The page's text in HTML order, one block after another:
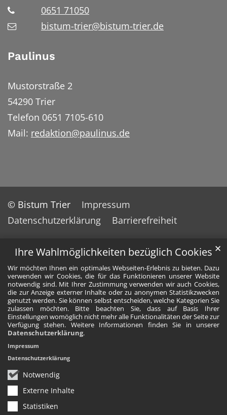
Ihre Wahlmöglichkeiten bezüglich Cookies
Wir möchten Ihnen ein optimales Webseiten-Erlebnis zu bieten. Dazu
verwenden wir Cookies, die für das Funktionieren unserer Website
notwendig sind. Mit Ihrer Zustimmung verwenden wir auch Cookies,
die zur Anzeige externer Inhalte oder zu anonymen Statistikzwecken
genutzt werden. Sie können selbst entscheiden, welche Kategorien Sie
zulassen möchten. Bitte beachten Sie, dass auf Basis Ihrer
Einstellungen womöglich nicht mehr alle Funktionalitäten der Seite zur
Verfügung stehen. Weitere Informationen finden Sie in unserer
Datenschutzerklärung.
Notwendig
Externe Inhalte
Statistiken
✕
Impressum
Datenschutzerklärung
0651 71050
bistum-trier@bistum-trier.de
Paulinus
Mustorstraße 2
54290 Trier
Telefon 0651 7105-610
Mail: redaktion@paulinus.de
© Bistum Trier
Impressum
Datenschutzerklärung
Barrierefreiheit